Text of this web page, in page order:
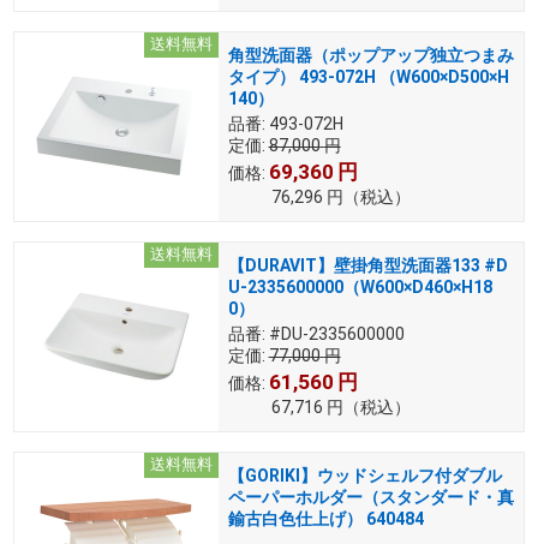
送料無料
角型洗面器（ポップアップ独立つまみ
タイプ） 493-072H （W600×D500×H
140）
品番: 493-072H
定価: 87,000円
価格: 69,360 円
76,296 円 （税込）
送料無料
【DURAVIT】壁掛角型洗面器133 #D
U-2335600000（W600×D460×H18
0）
品番: #DU-2335600000
定価: 77,000円
価格: 61,560 円
67,716 円 （税込）
送料無料
【GORIKI】ウッドシェルフ付ダブル
ペーパーホルダー（スタンダード・真
鍮古白色仕上げ） 640484